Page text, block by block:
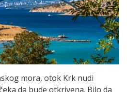
mora, otok Krk nudi
da bude otkrivena. Bilo da